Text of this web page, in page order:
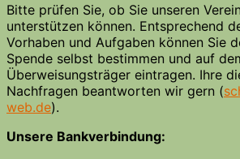
Bitte prüfen Sie, ob Sie unseren
unterstützen können. Entsprechend
Vorhaben und Aufgaben können Sie
Spende selbst bestimmen und auf
Überweisungsträger eintragen. Ihre
Nachfragen beantworten wir gern (
web.de).
Unsere Bankverbindung: